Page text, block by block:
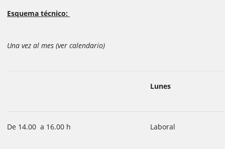
Esquema técnico:
Una vez al mes (ver calendario)
Lunes
De 14.00 a 16.00 h Laboral